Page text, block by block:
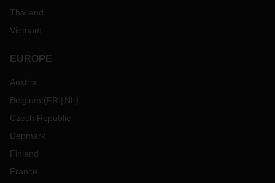
Thailand
Vietnam
EUROPE
Austria
Belgium (FR NL )
Czech Republic
Denmark
Finland
France